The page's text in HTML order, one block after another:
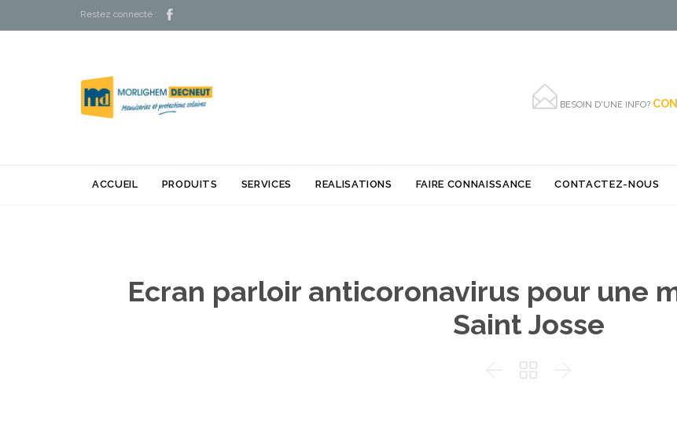
Restez connecté : 
 BESOIN D'UNE INFO?
to
ACCUEIL PRODUITS SERVICES REALISATIONS FAIRE CONNAISSANCE CONTACTEZ-NOUS
Ecran parloir anticoronavirus pour une
Saint Josse
  